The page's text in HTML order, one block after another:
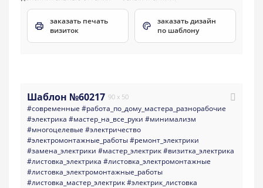
заказать печать
визиток
заказать дизайн
по шаблону
Шаблон №60217 90 x 50
#современные #работа_по_дому_мастера_разнорабочие
#электрика #мастер_на_все_руки #минимализм
#многоцелевые #электричество
#электромонтажные_работы#ремонт_электрики
#замена_электрики #мастер_электрик#визитка_электрика
#листовка_электрика #листовка_электромонтажные
#листовка_электромонтажные_работы
#листовка_мастер_электрик#электрик_листовка